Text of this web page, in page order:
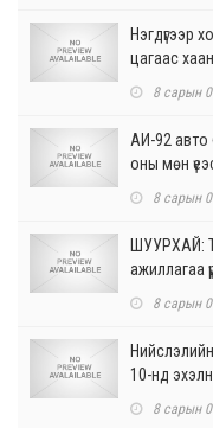
Нэгдүгээр
цагаас
8 сарын
АИ-92 авто
оны мөн
8 сарын
ШУУРХАЙ:
ажиллагаа
8 сарын
10-нд
8 сарын